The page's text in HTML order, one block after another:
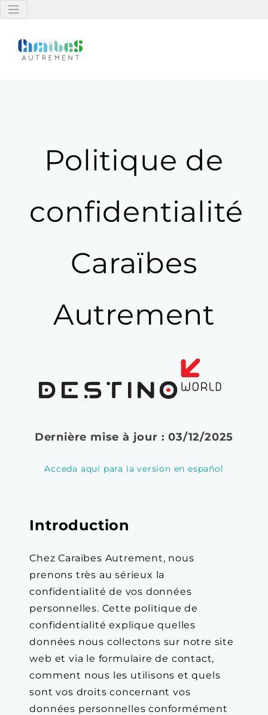
Politique de
confidentialité
Caraïbes
Autrement
Dernière mise à jour : 03/12/2025
Acceda aquí para la version en español
Introduction
Chez Caraïbes Autrement, nous
prenons très au sérieux la
confidentialité de vos données
personnelles. Cette politique de
confidentialité explique quelles
données nous collectons sur notre site
web et via le formulaire de contact,
comment nous les utilisons et quels
sont vos droits concernant vos
données personnelles conformément